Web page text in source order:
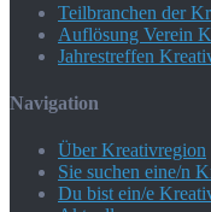
Teilbranchen der
Auflösung Verein
Jahrestreffen
Navigation
Über Kreativregion
Sie suchen eine/n
Du bist ein/e